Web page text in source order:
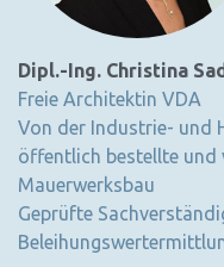
Dipl.-Ing. Christina
Freie Architektin VDA
Von der Industrie- und
öffentlich bestellte und
Mauerwerksbau
Geprüfte